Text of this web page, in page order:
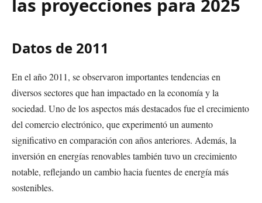
las proyecciones para 2025
Datos de 2011
En el año 2011, se observaron importantes tendencias en
diversos sectores que han impactado en la economía y la
sociedad. Uno de los aspectos más destacados fue el crecimiento
del comercio electrónico, que experimentó un aumento
significativo en comparación con años anteriores. Además, la
inversión en energías renovables también tuvo un crecimiento
notable, reflejando un cambio hacia fuentes de energía más
sostenibles.